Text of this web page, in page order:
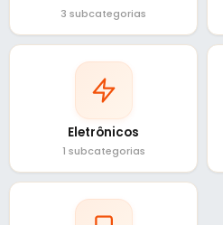
3 subcategorias
Eletrônicos
1 subcategorias